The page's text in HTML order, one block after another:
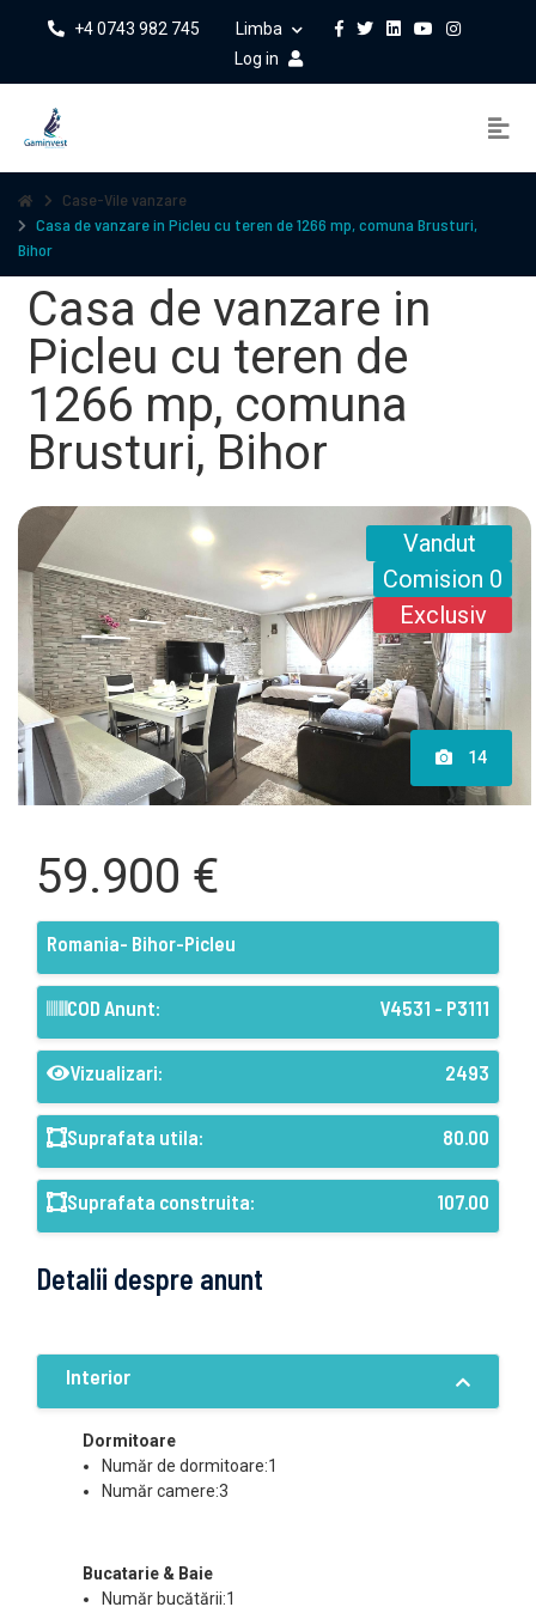
+4 0743 982 745
Limba
Log in
Case-Vile vanzare
Casa de vanzare in Picleu cu teren de 1266 mp, comuna Brusturi,
Bihor
Casa de vanzare in
Picleu cu teren de
1266 mp, comuna
Brusturi, Bihor
Vandut
Comision 0
Exclusiv
14
59.900 €
Romania- Bihor-Picleu
COD Anunt: V4531 - P3111
Vizualizari: 2493
Suprafata utila: 80.00
Suprafata construita: 107.00
Detalii despre anunt
Interior
Dormitoare
Număr de dormitoare:1
Număr camere:3
Bucatarie & Baie
Număr bucătării:1